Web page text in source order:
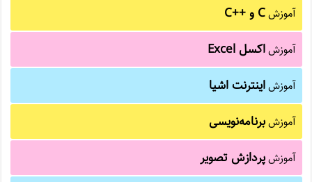
آموزشC و C++‎
آموزشاکسل Excel
آموزشاینترنت اشیا
آموزشبرنامه‌نویسی
آموزشپردازش تصویر